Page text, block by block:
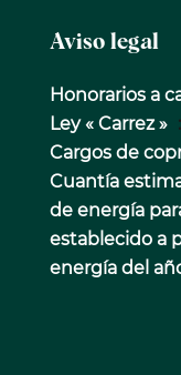
Aviso legal
Honorarios a
Ley « Carrez »
Cargos de
Cuantía
de energía
establecido a
energía del